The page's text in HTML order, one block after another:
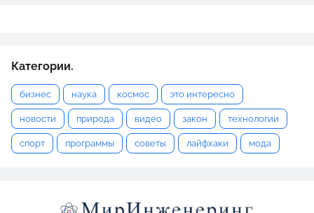
Категории.
бизнес наука космос это интересно
новости природа видео закон технологии
спорт программы советы лайфхаки мода